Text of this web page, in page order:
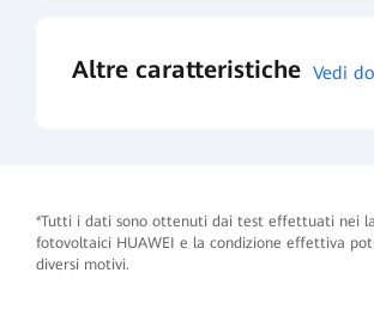
Altre caratteristiche Vedi
*Tutti i dati sono ottenuti dai test effettuati nei
fotovoltaici HUAWEI e la condizione effettiva
diversi motivi.